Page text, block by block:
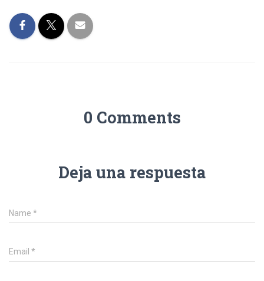
0 Comments
Deja una respuesta
Name *
Email *